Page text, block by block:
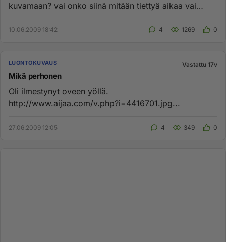
kuvamaan? vai onko siinä mitään tiettyä aikaa vai
10.06.2009 18:42 4 1269 0
LUONTOKUVAUS Vastattu 17v
Mikä perhonen
Oli ilmestynyt oveen yöllä.
http://www.aijaa.com/v.php?i=4416701.jpg...
27.06.2009 12:05 4 349 0